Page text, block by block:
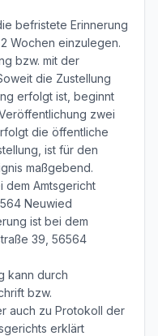
befristete Erinnerung
Wochen einzulegen.
bzw. mit der
die Zustellung
erfolgt ist, beginnt
zwei
die öffentliche
ist für den
maßgebend.
dem Amtsgericht
Neuwied
ist bei dem
39, 56564
kann durch
bzw.
auch zu Protokoll der
erklärt